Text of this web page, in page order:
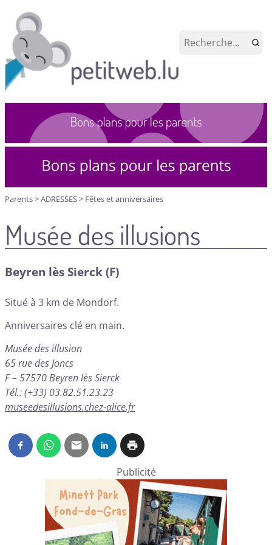
Parents>ADRESSES> Fêtes et anniversaires
Musée des illusions
Beyren lès Sierck (F)
Situé à 3 km de Mondorf.
Anniversaires clé en main.
Musée des illusion
65 rue des Joncs
F – 57570 Beyren lès Sierck
Tél.: (+33) 03.82.51.23.23
museedesillusions.chez-alice.fr
Publicité